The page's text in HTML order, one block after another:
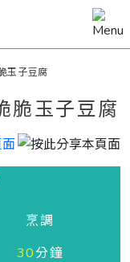
玉子豆腐
脆玉子豆腐
烹調
30分鐘